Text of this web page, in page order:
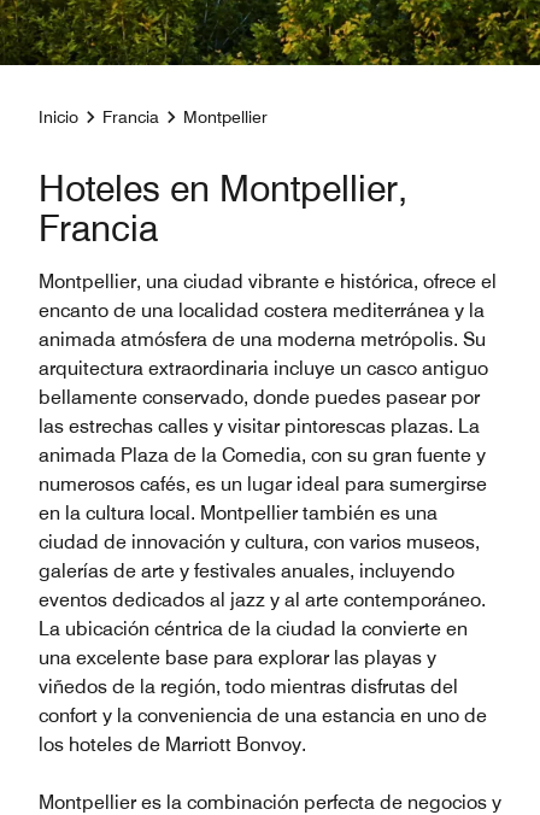
Inicio Francia Montpellier
Hoteles en Montpellier,
Francia
Montpellier, una ciudad vibrante e histórica, ofrece el
encanto de una localidad costera mediterránea y la
animada atmósfera de una moderna metrópolis. Su
arquitectura extraordinaria incluye un casco antiguo
bellamente conservado, donde puedes pasear por
las estrechas calles y visitar pintorescas plazas. La
animada Plaza de la Comedia, con su gran fuente y
numerosos cafés, es un lugar ideal para sumergirse
en la cultura local. Montpellier también es una
ciudad de innovación y cultura, con varios museos,
galerías de arte y festivales anuales, incluyendo
eventos dedicados al jazz y al arte contemporáneo.
La ubicación céntrica de la ciudad la convierte en
una excelente base para explorar las playas y
viñedos de la región, todo mientras disfrutas del
confort y la conveniencia de una estancia en uno de
los hoteles de Marriott Bonvoy.
Montpellier es la combinación perfecta de negocios y